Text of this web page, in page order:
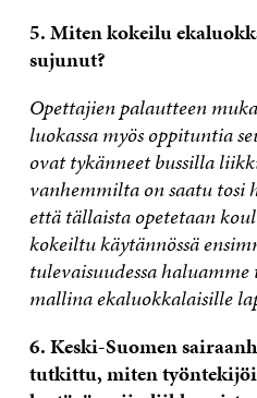
5. Miten kokeilu
sujunut?
Opettajien palautteen
luokassa myös oppituntia
ovat tykänneet bussilla
vanhemmilta on saatu tosi
että tällaista opetetaan
kokeiltu käytännössä
tulevaisuudessa
mallina ekaluokkalaisille
6. Keski-Suomen
tutkittu, miten